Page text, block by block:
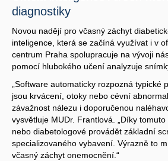
diagnostiky
Novou nadějí pro včasný záchyt
inteligence, která se začíná využívat i v
centrum Praha spolupracuje na vývoji
pomocí hlubokého učení analyzuje
„Software automaticky rozpozná typické
jsou krvácení, otoky nebo cévní
závažnost nálezu i doporučenou
vysvětluje MUDr. Frantlová. „Díky
nebo diabetologové provádět základní
specializovaného vybavení. Výrazně to
včasný záchyt onemocnění.“